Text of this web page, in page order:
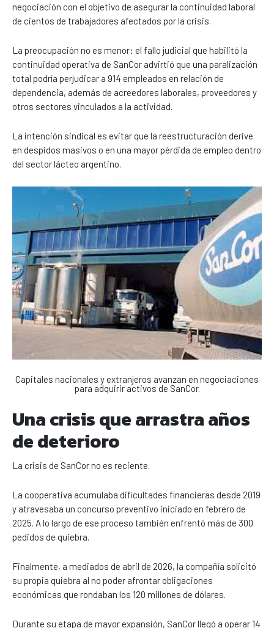
negociación con el objetivo de asegurar la continuidad laboral
de cientos de trabajadores afectados por la crisis.
La preocupación no es menor: el fallo judicial que habilitó la
continuidad operativa de SanCor advirtió que una paralización
total podría perjudicar a 914 empleados en relación de
dependencia, además de acreedores laborales, proveedores y
otros sectores vinculados a la actividad.
La intención sindical es evitar que la reestructuración derive
en despidos masivos o en una mayor pérdida de empleo dentro
del sector lácteo argentino.
Capitales nacionales y extranjeros avanzan en negociaciones
para adquirir activos de SanCor.
Una crisis que arrastra años
de deterioro
La crisis de SanCor no es reciente.
La cooperativa acumulaba dificultades financieras desde 2019
y atravesaba un concurso preventivo iniciado en febrero de
2025. A lo largo de ese proceso también enfrentó más de 300
pedidos de quiebra.
Finalmente, a mediados de abril de 2026, la compañía solicitó
su propia quiebra al no poder afrontar obligaciones
económicas que rondaban los 120 millones de dólares.
Durante su etapa de mayor expansión, SanCor llegó a operar 14